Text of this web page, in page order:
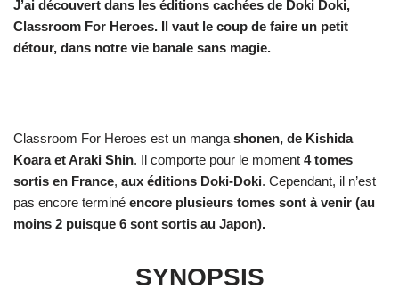
J’ai découvert dans les éditions cachées de Doki Doki,
Classroom For Heroes. Il vaut le coup de faire un petit
détour, dans notre vie banale sans magie.
Classroom For Heroes est un mangashonen, de Kishida
Koara et Araki Shin. Il comporte pour le moment 4 tomes
sortis en France, aux éditions Doki-Doki. Cependant, il n’est
pas encore terminé encore plusieurs tomes sont à venir (au
moins 2 puisque 6 sont sortis au Japon).
SYNOPSIS